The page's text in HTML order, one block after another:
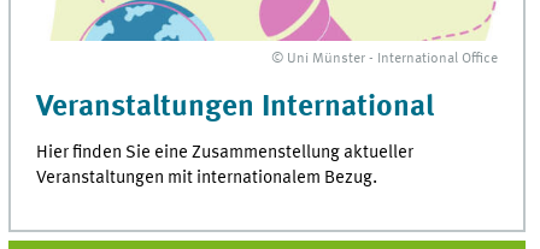
© Uni Münster - International Office
Veranstaltungen International
Hier finden Sie eine Zusammenstellung aktueller
Veranstaltungen mit internationalem Bezug.